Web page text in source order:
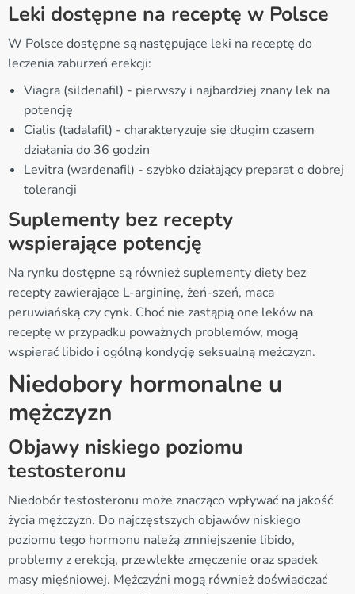
Leki dostępne na receptę w Polsce
W Polsce dostępne są następujące leki na receptę do
leczenia zaburzeń erekcji:
Viagra (sildenafil) - pierwszy i najbardziej znany lek na
potencję
Cialis (tadalafil) - charakteryzuje się długim czasem
działania do 36 godzin
Levitra (wardenafil) - szybko działający preparat o dobrej
tolerancji
Suplementy bez recepty
wspierające potencję
Na rynku dostępne są również suplementy diety bez
recepty zawierające L-argininę, żeń-szeń, maca
peruwiańską czy cynk. Choć nie zastąpią one leków na
receptę w przypadku poważnych problemów, mogą
wspierać libido i ogólną kondycję seksualną mężczyzn.
Niedobory hormonalne u
mężczyzn
Objawy niskiego poziomu
testosteronu
Niedobór testosteronu może znacząco wpływać na jakość
życia mężczyzn. Do najczęstszych objawów niskiego
poziomu tego hormonu należą zmniejszenie libido,
problemy z erekcją, przewlekłe zmęczenie oraz spadek
masy mięśniowej. Mężczyźni mogą również doświadczać